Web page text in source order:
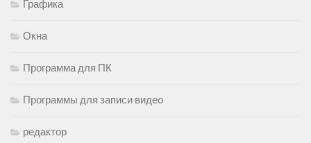
Графика
Окна
Программа для ПК
Программы для записи видео
редактор